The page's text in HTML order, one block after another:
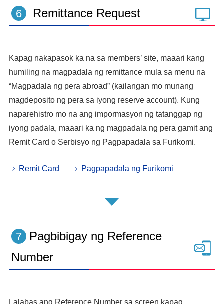
6 Remittance Request
Kapag nakapasok ka na sa members’ site, maaari kang
humiling na magpadala ng remittance mula sa menu na
“Magpadala ng pera abroad” (kailangan mo munang
magdeposito ng pera sa iyong reserve account). Kung
naparehistro mo na ang impormasyon ng tatanggap ng
iyong padala, maaari ka ng magpadala ng pera gamit ang
Remit Card o Serbisyo ng Pagpapadala sa Furikomi.
Remit Card Pagpapadala ng Furikomi
7
Pagbibigay ng Reference
Number
Lalabas ang Reference Number sa screen kapag